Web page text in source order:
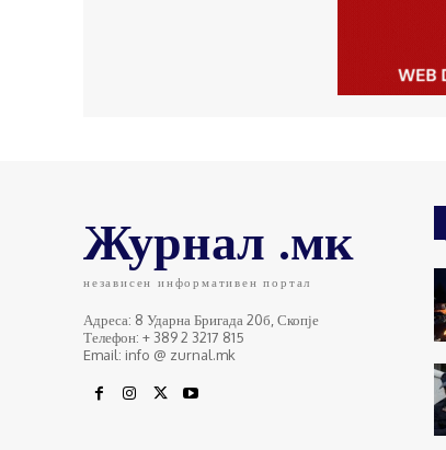
Журнал .мк
независен информативен портал
Адреса: 8 Ударна Бригада 20б, Скопје
Телефон: + 389 2 3217 815
Email: info @ zurnal.mk